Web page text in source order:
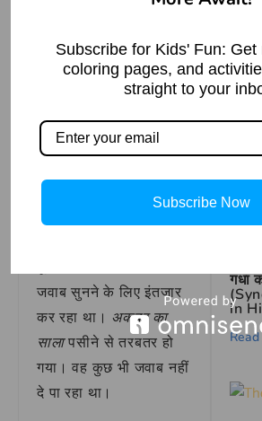
बीरबल उसे फंसाने की
कोशिश कर रहा है। अगर
वह कहता कि ऐसा व्यक्ति
मूर्ख है, तो वह खुद को मूर्ख
कह रहा होता। अगर वह
बुद्धिमान है, तो उसका दावा
झूठा साबित हो जाता।
जवाब सुनने के लिए इंतजार
कर रहा था। अकबर का
सालापसीने से तरबतर हो
गया। वह कुछ भी जवाब नहीं
दे पा रहा था।
गधा
in
Subscribe for Kids' Fun: Get
coloring pages, and
straight to your
Subscribe Now